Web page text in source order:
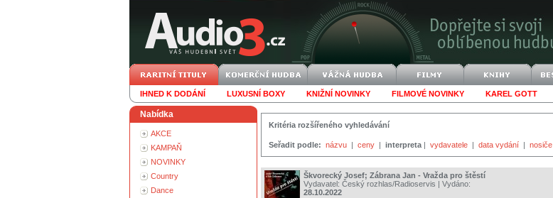
IHNED K DODÁNÍ LUXUSNÍ BOXY KNIŽNÍ NOVINKY FILMOVÉ NOVINKY KAREL GOTT
Nabídka
AKCE
KAMPAŇ
NOVINKY
Country
Dance
Kritéria rozšířeného vyhledávání
Seřadit podle: názvu | ceny | interpreta | vydavatele | data vydání | nosiče
Škvorecký Josef; Zábrana Jan - Vražda pro štěstí
Vydavatel: Český rozhlas/Radioservis | Vydáno:
28.10.2022